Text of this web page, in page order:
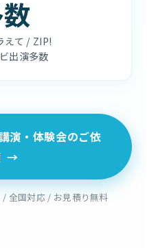
えて / ZIP!
出演多数
演・体験会のご依
→
全国対応 / お見積り無料